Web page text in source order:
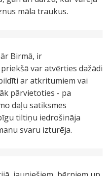
māla traukus.
Birmā, ir
var atvērties dažādi
ar atkritumiem vai
pārvietoties - pa
daļu satiksmes
tiltiņu iedrošināja
svaru izturēja.